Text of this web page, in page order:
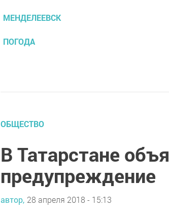
МЕНДЕЛЕЕВСК
ПОГОДА
ОБЩЕСТВО
В Татарстане
предупреждение
автор, 28 апреля 2018 - 15:13